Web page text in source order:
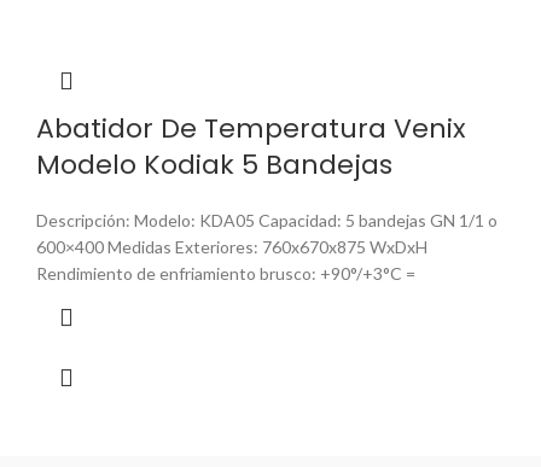
Abatidor De Temperatura Venix
Modelo Kodiak 5 Bandejas
Descripción: Modelo: KDA05 Capacidad: 5 bandejas GN 1/1 o
600×400 Medidas Exteriores: 760x670x875 WxDxH
Rendimiento de enfriamiento brusco: +90°/+3°C =